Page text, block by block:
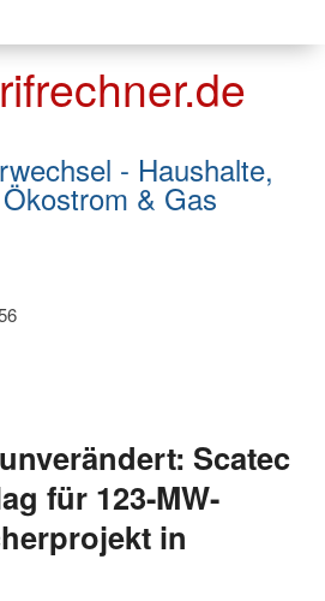
- Haushalte,
& Gas
Scatec
für 123-MW-
in